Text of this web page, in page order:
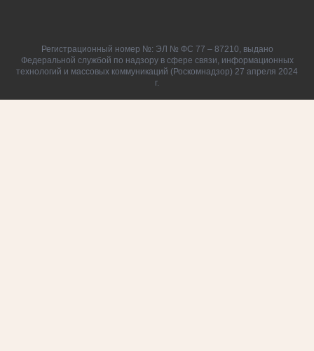
Регистрационный номер №: ЭЛ № ФС 77 – 87210, выдано
Федеральной службой по надзору в сфере связи, информационных
технологий и массовых коммуникаций (Роскомнадзор) 27 апреля 2024
г.